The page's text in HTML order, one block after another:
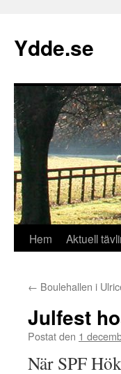
innehåll
Ydde.se
Hem Aktuell
← Boulehallen i
Julfest
Postat den 1
När SPF